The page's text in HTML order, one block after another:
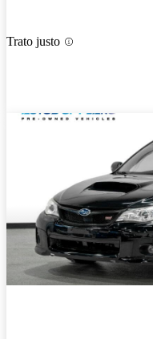
Trato justo